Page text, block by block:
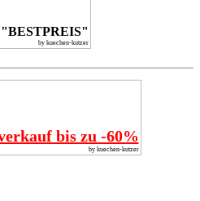
by kuechen-kutzer
bis zu -60%
by kuechen-kutzer